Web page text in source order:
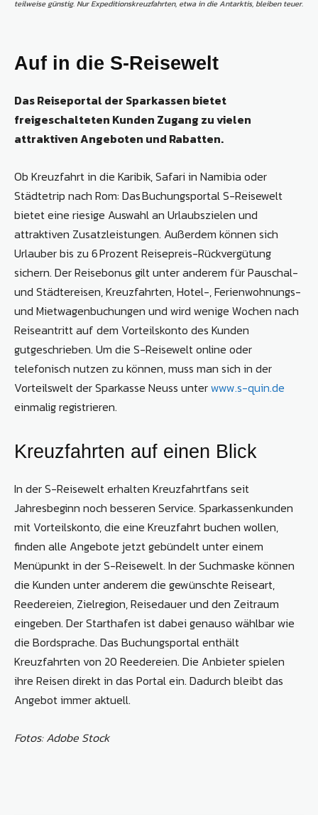
teilweise günstig. Nur Expeditionskreuzfahrten, etwa in die Antarktis, bleiben teuer.
Auf in die S-Reisewelt
Das Reiseportal der Sparkassen bietet
freigeschalteten Kunden Zugang zu vielen
attraktiven Angeboten und Rabatten.
Ob Kreuzfahrt in die Karibik, Safari in Namibia oder
Städtetrip nach Rom: Das Buchungsportal S-Reisewelt
bietet eine riesige Auswahl an Urlaubszielen und
attraktiven Zusatzleistungen. Außerdem können sich
Urlauber bis zu 6 Prozent Reisepreis-Rückvergütung
sichern. Der Reisebonus gilt unter anderem für Pauschal-
und Städtereisen, Kreuzfahrten, Hotel-, Ferienwohnungs-
und Mietwagenbuchungen und wird wenige Wochen nach
Reiseantritt auf dem Vorteilskonto des Kunden
gutgeschrieben. Um die S-Reisewelt online oder
telefonisch nutzen zu können, muss man sich in der
Vorteilswelt der Sparkasse Neuss unterwww.s-quin.de
einmalig registrieren.
Kreuzfahrten auf einen Blick
In der S-Reisewelt erhalten Kreuzfahrtfans seit
Jahresbeginn noch besseren Service. Sparkassenkunden
mit Vorteilskonto, die eine Kreuzfahrt buchen wollen,
finden alle Angebote jetzt gebündelt unter einem
Menüpunkt in der S-Reisewelt. In der Suchmaske können
die Kunden unter anderem die gewünschte Reiseart,
Reedereien, Zielregion, Reisedauer und den Zeitraum
eingeben. Der Starthafen ist dabei genauso wählbar wie
die Bordsprache. Das Buchungsportal enthält
Kreuzfahrten von 20 Reedereien. Die Anbieter spielen
ihre Reisen direkt in das Portal ein. Dadurch bleibt das
Angebot immer aktuell.
Fotos: Adobe Stock